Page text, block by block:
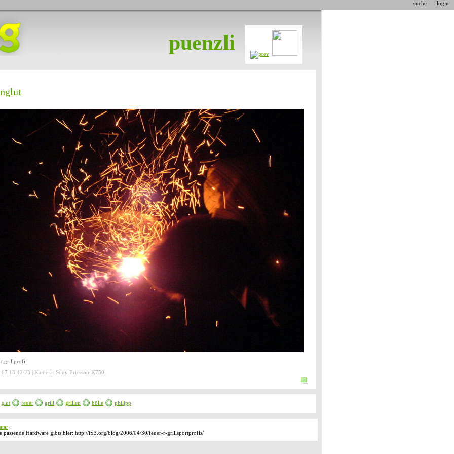
login
suche
puenzli
grillprofi.
13:42:23 | Kamera: Sony Ericsson-K750i
glut feuer grill grillen hölle philipp
:
passende Hardware gibts hier: http://fx3.org/blog/2006/04/30/feuer-r-grillsportprofis/